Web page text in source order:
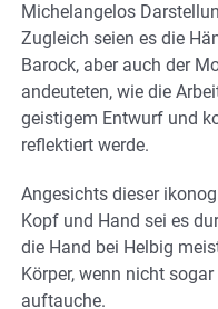
Michelangelos
Zugleich seien es die
Barock, aber auch der
andeuteten, wie die
geistigem Entwurf und
reflektiert werde.
Angesichts dieser
Kopf und Hand sei es
die Hand bei Helbig
Körper, wenn nicht
auftauche.